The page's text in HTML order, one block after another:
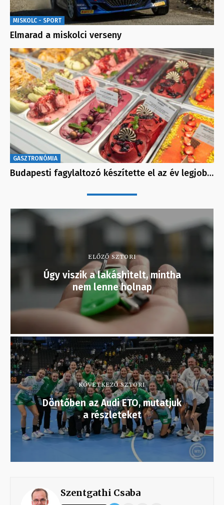
MISKOLC - SPORT
Elmarad a miskolci verseny
GASZTRONÓMIA
Budapesti fagylaltozó készítette el az év legjob…
ELŐZŐ SZTORI
Úgy viszik a lakáshitelt, mintha
nem lenne holnap
KÖVETKEZŐ SZTORI
Döntőben az Audi ETO, mutatjuk
a részleteket
Szentgathi Csaba